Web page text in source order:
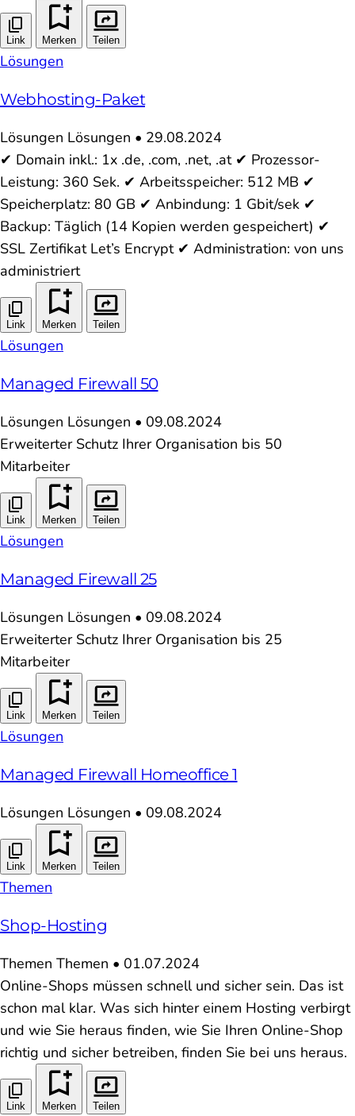
Link Merken Teilen
Lösungen
Webhosting-Paket
Lösungen Lösungen • 29.08.2024
✔ Domain inkl.: 1x .de, .com, .net, .at ✔ Prozessor-
Leistung: 360 Sek. ✔ Arbeitsspeicher: 512 MB ✔
Speicherplatz: 80 GB ✔ Anbindung: 1 Gbit/sek ✔
Backup: Täglich (14 Kopien werden gespeichert) ✔
SSL Zertifikat Let’s Encrypt ✔ Administration: von uns
administriert
Link Merken Teilen
Lösungen
Managed Firewall 50
Lösungen Lösungen • 09.08.2024
Erweiterter Schutz Ihrer Organisation bis 50
Mitarbeiter
Link Merken Teilen
Lösungen
Managed Firewall 25
Lösungen Lösungen • 09.08.2024
Erweiterter Schutz Ihrer Organisation bis 25
Mitarbeiter
Link Merken Teilen
Lösungen
Managed Firewall Homeoffice 1
Lösungen Lösungen • 09.08.2024
Link Merken Teilen
Themen
Shop-Hosting
Themen Themen • 01.07.2024
Online-Shops müssen schnell und sicher sein. Das ist
schon mal klar. Was sich hinter einem Hosting verbirgt
und wie Sie heraus finden, wie Sie Ihren Online-Shop
richtig und sicher betreiben, finden Sie bei uns heraus.
Link Merken Teilen